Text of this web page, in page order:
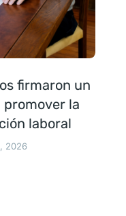
firmaron un
la
laboral
2026